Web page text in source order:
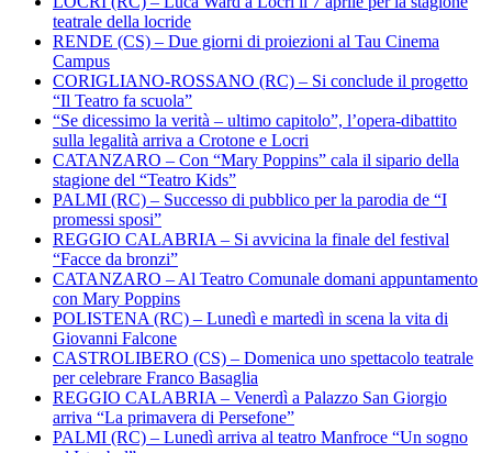
teatrale della locride
RENDE (CS) – Due giorni di proiezioni al Tau Cinema
Campus
CORIGLIANO-ROSSANO (RC) – Si conclude il progetto
“Il Teatro fa scuola”
“Se dicessimo la verità – ultimo capitolo”, l’opera-dibattito
sulla legalità arriva a Crotone e Locri
CATANZARO – Con “Mary Poppins” cala il sipario della
stagione del “Teatro Kids”
PALMI (RC) – Successo di pubblico per la parodia de “I
promessi sposi”
REGGIO CALABRIA – Si avvicina la finale del festival
“Facce da bronzi”
CATANZARO – Al Teatro Comunale domani appuntamento
con Mary Poppins
POLISTENA (RC) – Lunedì e martedì in scena la vita di
Giovanni Falcone
CASTROLIBERO (CS) – Domenica uno spettacolo teatrale
per celebrare Franco Basaglia
REGGIO CALABRIA – Venerdì a Palazzo San Giorgio
arriva “La primavera di Persefone”
PALMI (RC) – Lunedì arriva al teatro Manfroce “Un sogno